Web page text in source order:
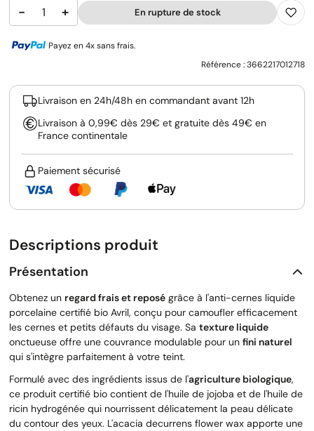
− + En rupture de stock
Payez en 4x sans frais.
Référence :3662217012718
Livraison en 24h/48h en commandant avant 12h
Livraison à 0,99€ dès 29€ et gratuite dès 49€ en
France continentale
Paiement sécurisé
Descriptions produit
Présentation
Obtenez un regard frais et reposé grâce à l'anti-cernes liquide
porcelaine certifié bio Avril, conçu pour camoufler efficacement
les cernes et petits défauts du visage. Sa texture liquide
onctueuse offre une couvrance modulable pour un fini naturel
qui s'intègre parfaitement à votre teint.
Formulé avec des ingrédients issus de l'agriculture biologique,
ce produit certifié bio contient de l'huile de jojoba et de l'huile de
ricin hydrogénée qui nourrissent délicatement la peau délicate
du contour des yeux. L'acacia decurrens flower wax apporte une